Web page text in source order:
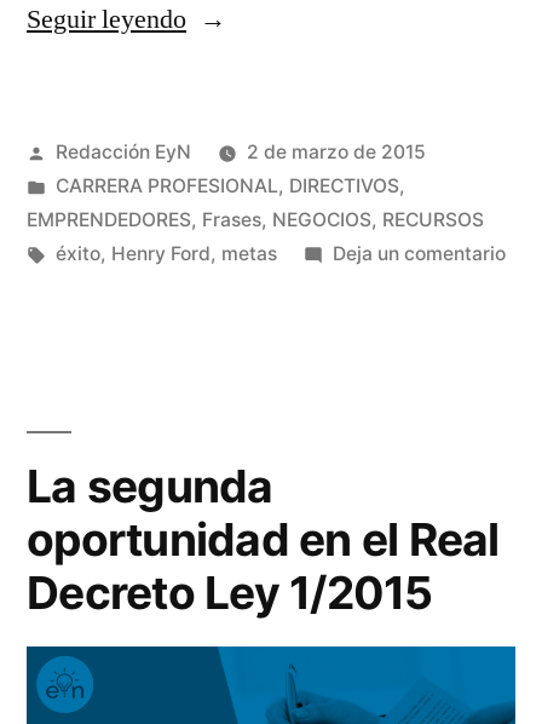
Seguir leyendo«Cualquier
importa
lo
grande
Publicado
por
Redacción EyN
2 de marzo de 2015
Publicado
en
CARRERA PROFESIONAL, DIRECTIVOS,
EMPRENDEDORES, Frases, NEGOCIOS, RECURSOS
Etiquetas:
éxito, Henry Ford, metas Deja un comentarioen
La segunda
oportunidad en el Real
Decreto Ley 1/2015